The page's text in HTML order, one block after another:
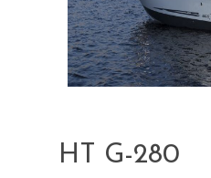
HT G-280